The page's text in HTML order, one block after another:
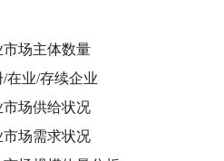
场主体数量
在业/存续企业
场供给状况
场需求状况